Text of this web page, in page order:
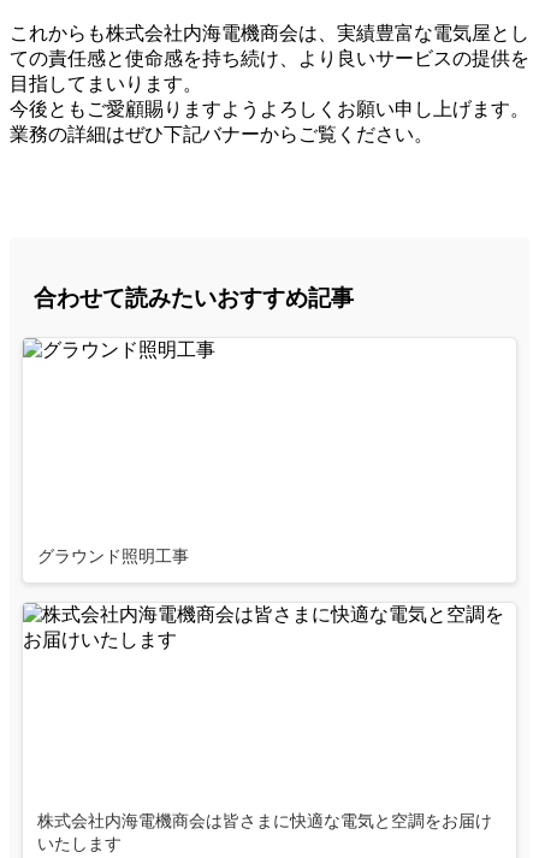
これからも株式会社内海電機商会は、実績豊富な電気屋とし
ての責任感と使命感を持ち続け、より良いサービスの提供を
目指してまいります。
今後ともご愛顧賜りますようよろしくお願い申し上げます。
業務の詳細はぜひ下記バナーからご覧ください。
合わせて読みたいおすすめ記事
グラウンド照明工事
株式会社内海電機商会は皆さまに快適な電気と空調をお届け
いたします